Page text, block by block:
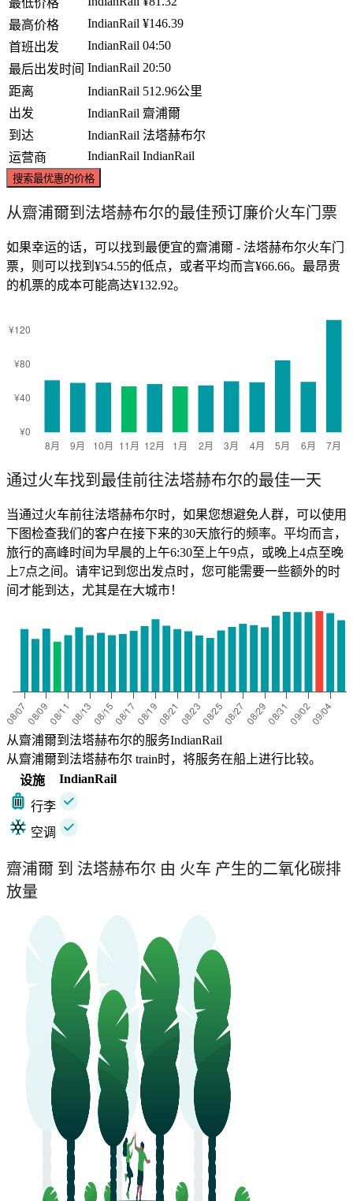
最高价格
IndianRail ¥146.39
首班出发
IndianRail 04:50
最后出发时间 IndianRail 20:50
距离
IndianRail 512.96公里
出发
IndianRail 齋浦爾
到达
IndianRail 法塔赫布尔
运营商
IndianRail IndianRail
搜索最优惠的价格
从齋浦爾到法塔赫布尔的最佳预订廉价火车门票
如果幸运的话，可以找到最便宜的齋浦爾 - 法塔赫布尔火车门
票，则可以找到¥54.55的低点，或者平均而言¥66.66。最昂贵
的机票的成本可能高达¥132.92。
通过火车找到最佳前往法塔赫布尔的最佳一天
当通过火车前往法塔赫布尔时，如果您想避免人群，可以使用
下图检查我们的客户在接下来的30天旅行的频率。平均而言，
旅行的高峰时间为早晨的上午6:30至上午9点，或晚上4点至晚
上7点之间。请牢记到您出发点时，您可能需要一些额外的时
间才能到达，尤其是在大城市！
从齋浦爾到法塔赫布尔的服务IndianRail
从齋浦爾到法塔赫布尔 train时，将服务在船上进行比较。
设施
IndianRail
行李
空调
齋浦爾 到 法塔赫布尔 由 火车 产生的二氧化碳排
放量